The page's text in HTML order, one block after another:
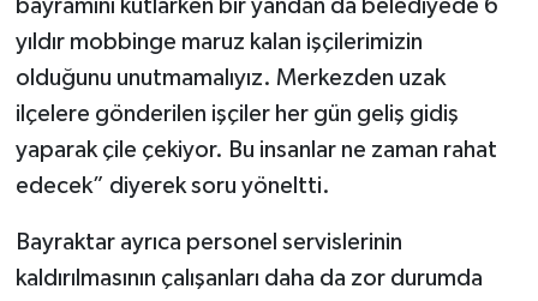
bayramını kutlarken bir yandan da belediyede 6
yıldır mobbinge maruz kalan işçilerimizin
olduğunu unutmamalıyız. Merkezden uzak
ilçelere gönderilen işçiler her gün geliş gidiş
yaparak çile çekiyor. Bu insanlar ne zaman rahat
edecek” diyerek soru yöneltti.
Bayraktar ayrıca personel servislerinin
kaldırılmasının çalışanları daha da zor durumda